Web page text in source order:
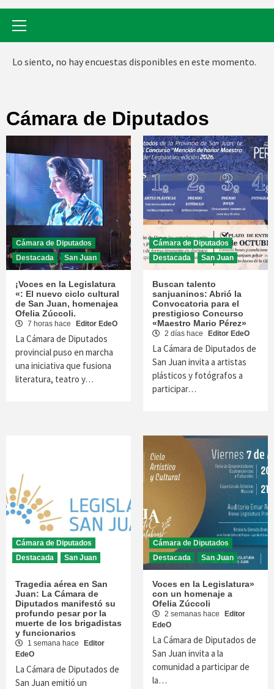
Lo siento, no hay encuestas disponibles en este momento.
Cámara de Diputados
Cámara de Diputados
Destacada
San Juan
¡Voces en la Legislatura
«: El nuevo ciclo cultural
de San Juan, homenajea
Ofelia Zúccoli.
7 horas hace Editor EdeO
La Cámara de Diputados
provincial puso en marcha
una iniciativa que fusiona
literatura, teatro y…
Cámara de Diputados
Destacada
San Juan
Buscan talento
sanjuaninos: Abrió la
Convocatoria para el
prestigioso Concurso
«Maestro Mario Pérez»
2 días hace Editor EdeO
La Cámara de Diputados de
San Juan invita a artistas
plásticos y fotógrafos a
participar…
Cámara de Diputados
Destacada
San Juan
Tragedia aérea en San
Juan: La Cámara de
Diputados manifestó su
profundo pesar por la
muerte de los brigadistas
y funcionarios
1 semana hace
Editor
EdeO
La Cámara de Diputados de
San Juan emitió un
Cámara de Diputados
Destacada
San Juan
Voces en la Legislatura»
con un homenaje a
Ofelia Zúccoli
2 semanas hace
Editor
EdeO
La Cámara de Diputados de
San Juan invita a la
comunidad a participar de
la…